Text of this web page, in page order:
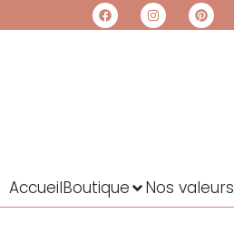
AccueilBoutique Nos valeurs